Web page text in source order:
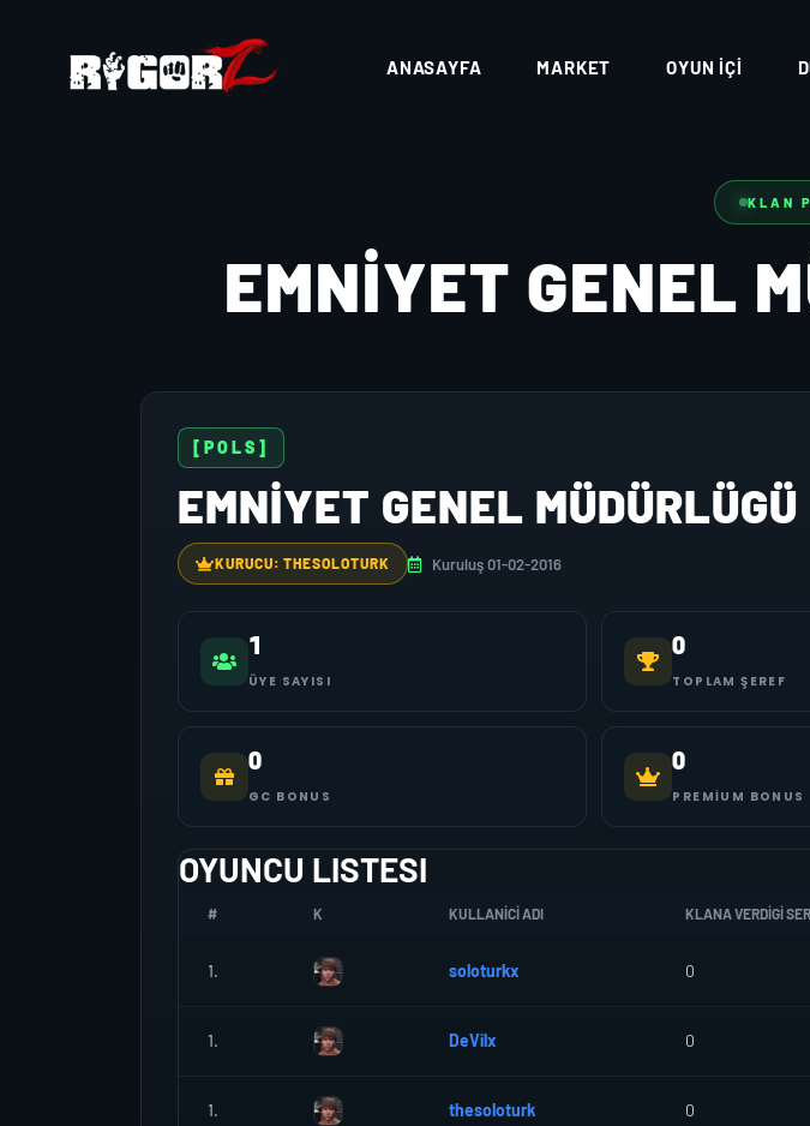
ANASAYFA MARKET OYUN İÇI
KLAN
EMNIYET GENEL
[POLS]
EMNIYET GENEL MÜDÜRLÜGÜ
KURUCU: THESOLOTURK Kuruluş 01-02-2016
1
ÜYE SAYISI
0
TOPLAM ŞEREF
0
GC BONUS
0
PREMIUM BONUS
OYUNCU LISTESI
# K KULLANICI ADI KLANA VERDIGI
1. soloturkx 0
1. DeVilx 0
1. thesoloturk 0